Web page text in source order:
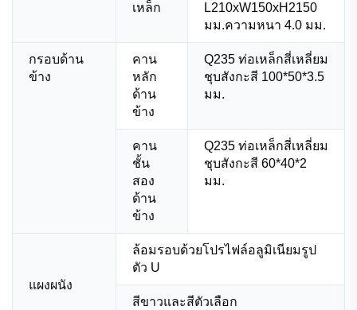
เหล็ก
L210xW150xH2150
มม.ความหนา 4.0 มม.
กรอบด้าน
ข้าง
คาน
หลัก
ด้าน
ข้าง
Q235 ท่อเหล็กสี่เหลี่ยม
ชุบสังกะสี 100*50*3.5
มม.
คาน
ชั้น
สอง
ด้าน
ข้าง
Q235 ท่อเหล็กสี่เหลี่ยม
ชุบสังกะสี 60*40*2
มม.
แผงผนัง
ล้อมรอบด้วยโปรไฟล์อลูมิเนียมรูป
ตัว U
สีขาวและสีตัวเลือก